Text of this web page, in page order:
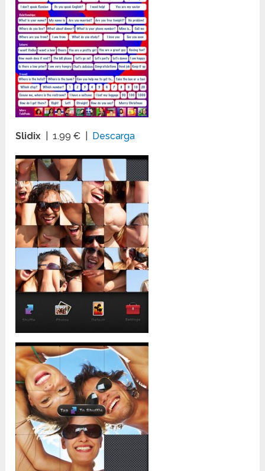
Slidix | 1.99 € | Descarga